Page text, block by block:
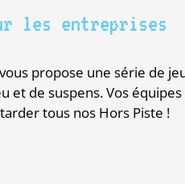
les entreprises
propose une série de
de suspens. Vos équipes
tous nos Hors Piste !